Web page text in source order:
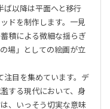
以降は平面へと移行
ドを制作します。一見
積による微細な揺らぎ
場」としての絵画が立
目を集めています。デ
する現代において、身
、いっそう切実な意味